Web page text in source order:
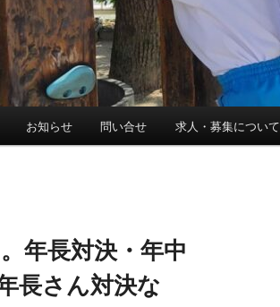
お知らせ 問い合せ 求人・募集について
年長対決・年中
長さん対決な